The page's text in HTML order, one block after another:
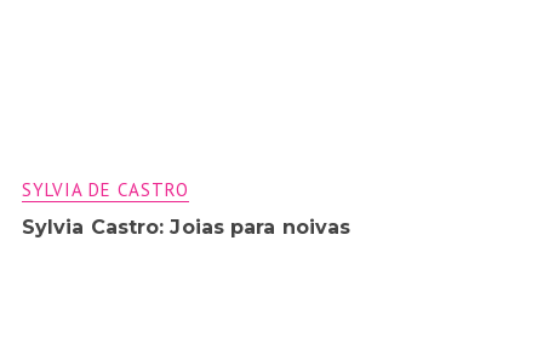
SYLVIA DE CASTRO
Sylvia Castro: Joias para noivas